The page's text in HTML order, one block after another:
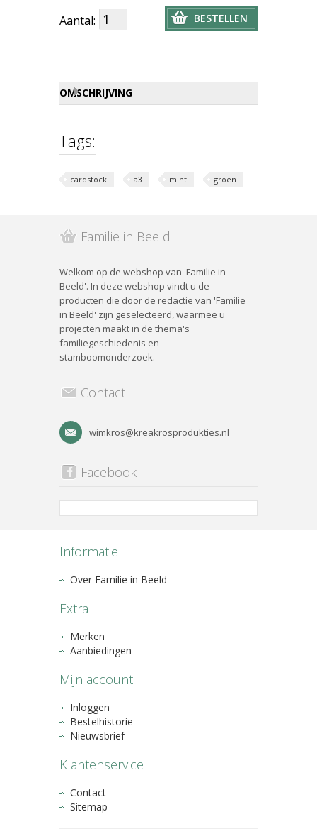
Aantal: BESTELLEN
OMSCHRIJVING
Tags:
cardstock a3 mint groen
Familie in Beeld
Welkom op de webshop van 'Familie in
Beeld'. In deze webshop vindt u de
producten die door de redactie van 'Familie
in Beeld' zijn geselecteerd, waarmee u
projecten maakt in de thema's
familiegeschiedenis en
stamboomonderzoek.
Contact
wimkros@kreakrosprodukties.nl
Facebook
Informatie
Over Familie in Beeld
Extra
Merken
Aanbiedingen
Mijn account
Inloggen
Bestelhistorie
Nieuwsbrief
Klantenservice
Contact
Sitemap